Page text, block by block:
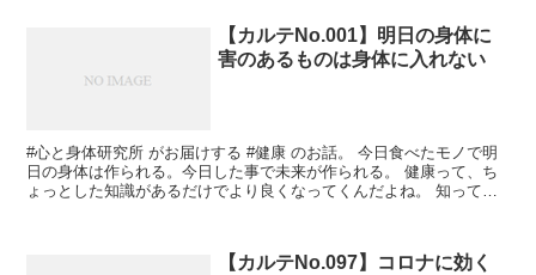
【カルテNo.001】明日の身体に
害のあるものは身体に入れない
#心と身体研究所 がお届けする #健康 のお話。 今日食べたモノで明
日の身体は作られる。今日した事で未来が作られる。 健康って、ち
ょっとした知識があるだけでより良くなってくんだよね。 知って今
【カルテNo.097】コロナに効く